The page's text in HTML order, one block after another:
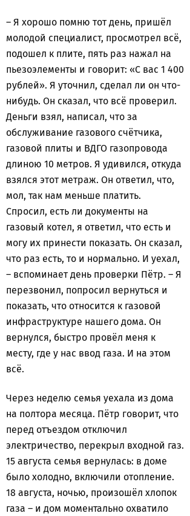
– Я хорошо помню тот день, пришёл
молодой специалист, просмотрел всё,
подошел к плите, пять раз нажал на
пьезоэлементы и говорит: «С вас 1 400
рублей». Я уточнил, сделал ли он что-
нибудь. Он сказал, что всё проверил.
Деньги взял, написал, что за
обслуживание газового счётчика,
газовой плиты и ВДГО газопровода
длиною 10 метров. Я удивился, откуда
взялся этот метраж. Он ответил, что,
мол, так нам меньше платить.
Спросил, есть ли документы на
газовый котел, я ответил, что есть и
могу их принести показать. Он сказал,
что раз есть, то и нормально. И уехал,
– вспоминает день проверки Пётр. – Я
перезвонил, попросил вернуться и
показать, что относится к газовой
инфраструктуре нашего дома. Он
вернулся, быстро провёл меня к
месту, где у нас ввод газа. И на этом
всё.
Через неделю семья уехала из дома
на полтора месяца. Пётр говорит, что
перед отъездом отключил
электричество, перекрыл входной газ.
15 августа семья вернулась: в доме
было холодно, включили отопление.
18 августа, ночью, произошёл хлопок
газа – и дом моментально охватило